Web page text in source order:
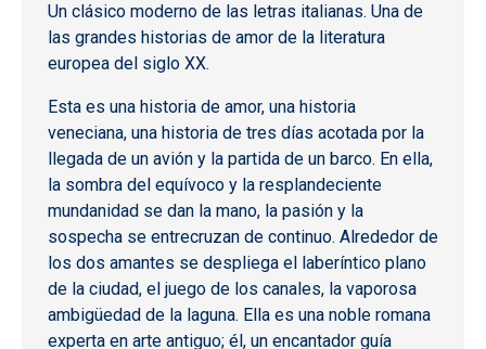
Un clásico moderno de las letras italianas. Una de
las grandes historias de amor de la literatura
europea del siglo XX.
Esta es una historia de amor, una historia
veneciana, una historia de tres días acotada por la
llegada de un avión y la partida de un barco. En ella,
la sombra del equívoco y la resplandeciente
mundanidad se dan la mano, la pasión y la
sospecha se entrecruzan de continuo. Alrededor de
los dos amantes se despliega el laberíntico plano
de la ciudad, el juego de los canales, la vaporosa
ambigüedad de la laguna. Ella es una noble romana
experta en arte antiguo; él, un encantador guía